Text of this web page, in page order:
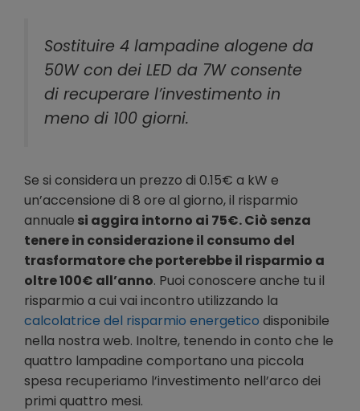
Sostituire 4 lampadine alogene da
50W con dei LED da 7W consente
di recuperare l’investimento in
meno di 100 giorni.
Se si considera un prezzo di 0.15€ a kW e
un’accensione di 8 ore al giorno, il risparmio
annuale si aggira intorno ai 75€. Ciò senza
tenere in considerazione il consumo del
trasformatore che porterebbe il risparmio a
oltre 100€ all’anno. Puoi conoscere anche tu il
risparmio a cui vai incontro utilizzando la
calcolatrice del risparmio energetico disponibile
nella nostra web. Inoltre, tenendo in conto che le
quattro lampadine comportano una piccola
spesa recuperiamo l’investimento nell’arco dei
primi quattro mesi.